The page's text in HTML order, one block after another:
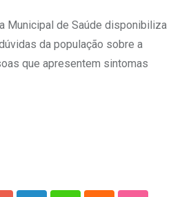
Municipal de Saúde disponibiliza
da população sobre a
que apresentem sintomas